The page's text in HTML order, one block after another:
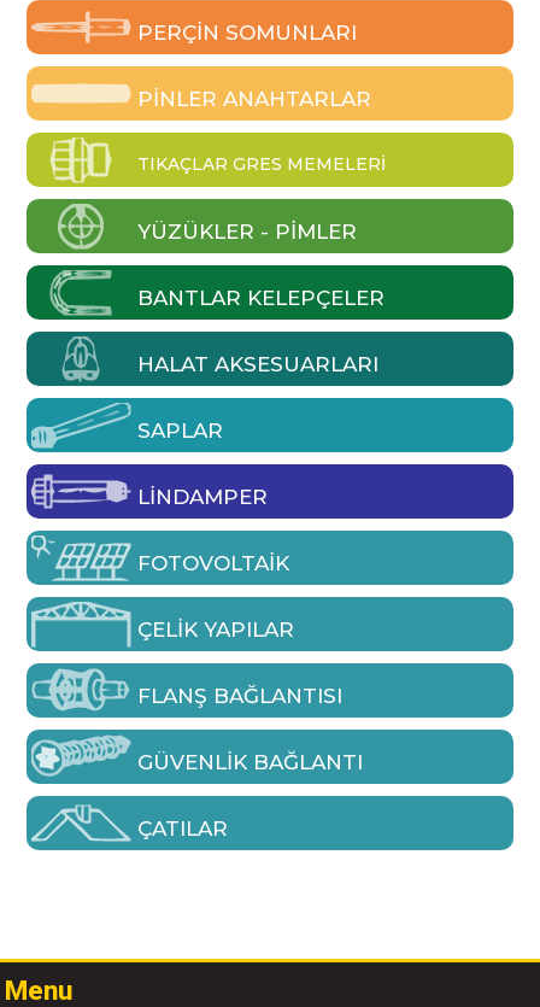
PERÇIN SOMUNLARI
PINLER ANAHTARLAR
TIKAÇLAR GRES MEMELERI
YÜZÜKLER - PIMLER
BANTLAR KELEPÇELER
HALAT AKSESUARLARI
SAPLAR
LINDAMPER
FOTOVOLTAIK
ÇELIK YAPILAR
FLANŞ BAĞLANTISI
GÜVENLIK BAĞLANTI
ÇATILAR
Menu